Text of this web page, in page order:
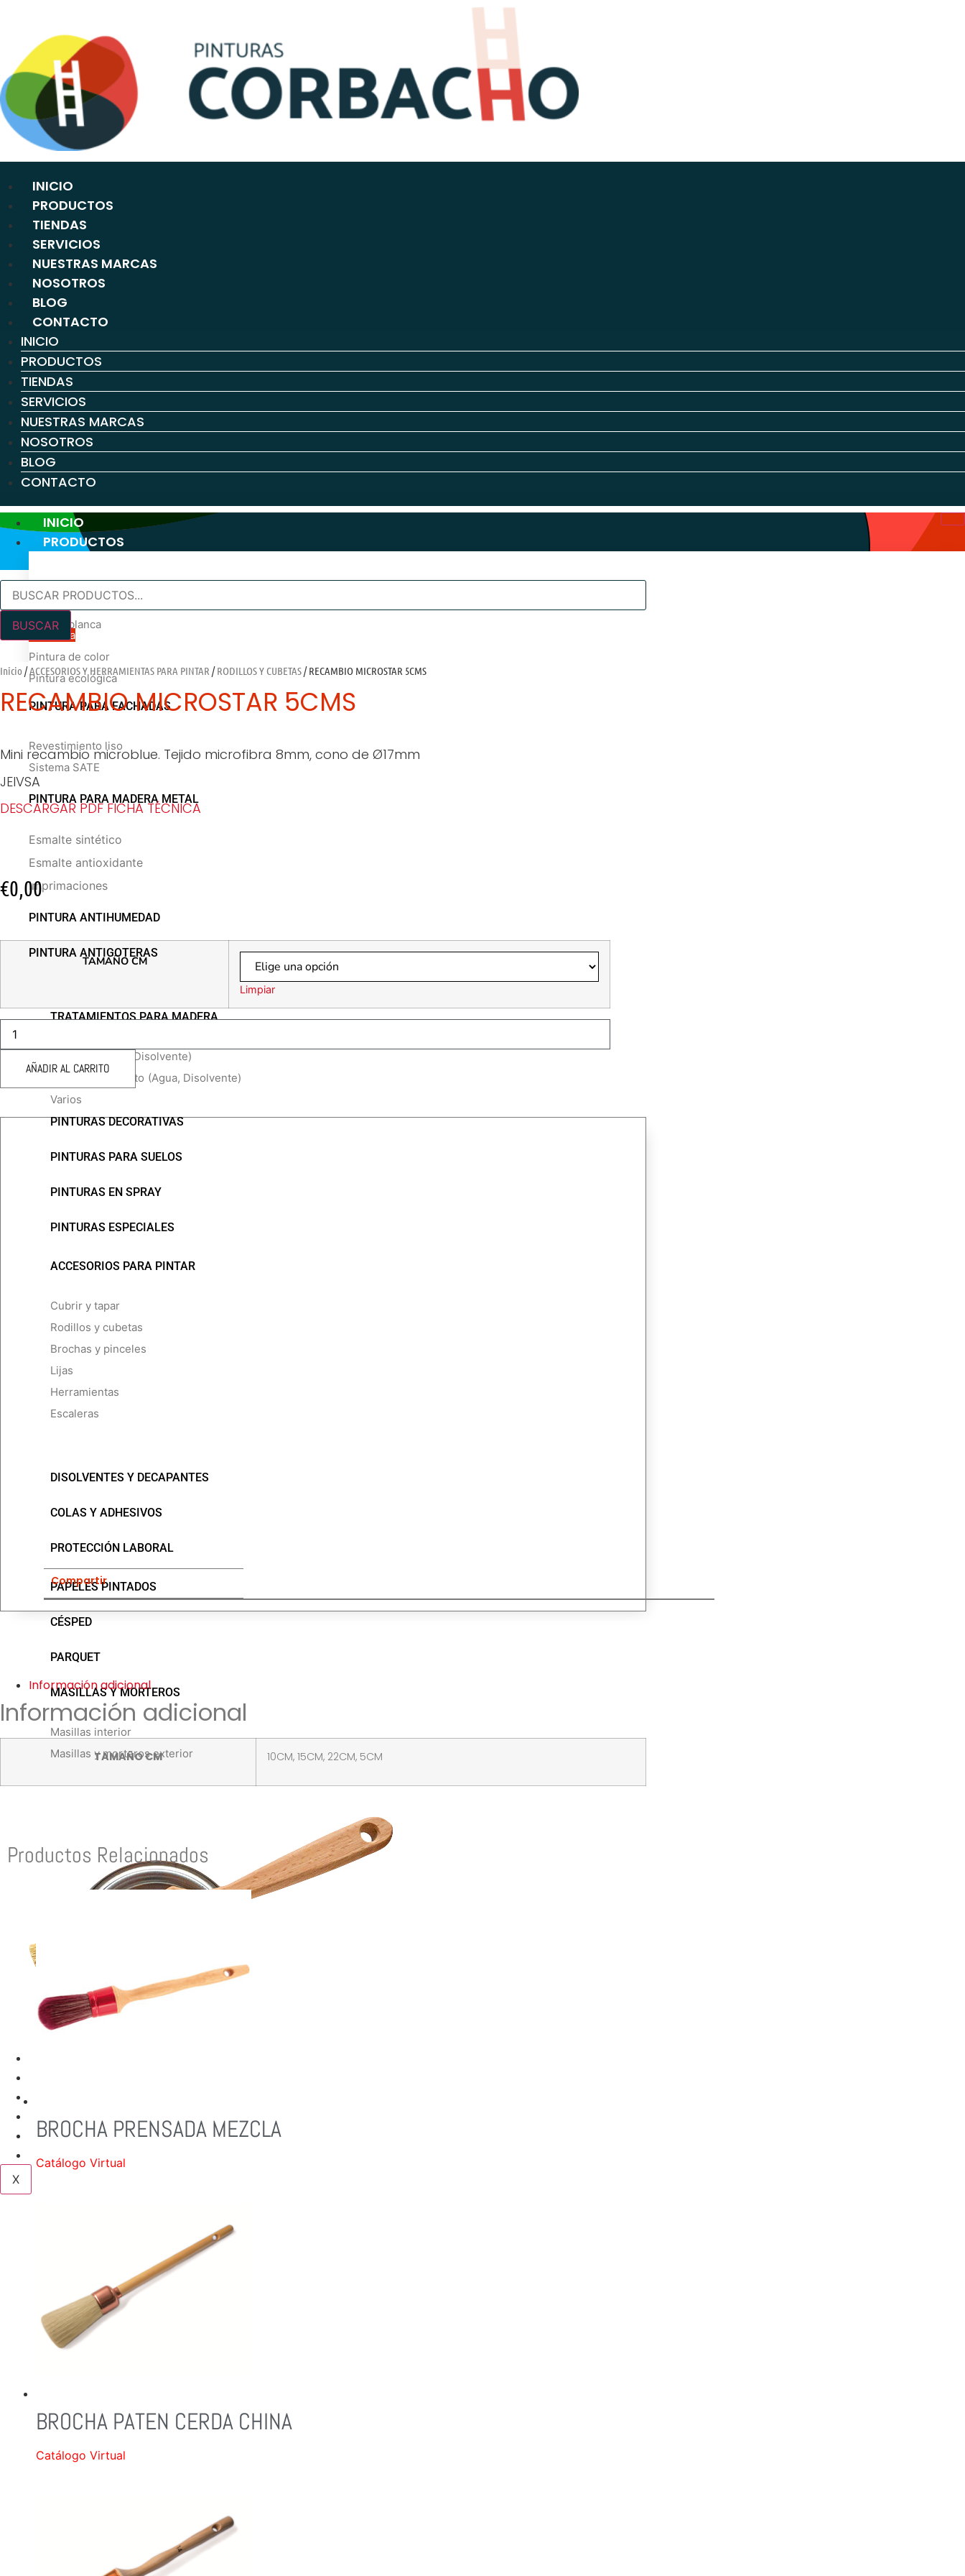
contenido
INICIO
PRODUCTOS
TIENDAS
SERVICIOS
NUESTRAS MARCAS
NOSOTROS
BLOG
CONTACTO
INICIO
PRODUCTOS
TIENDAS
SERVICIOS
NUESTRAS MARCAS
NOSOTROS
BLOG
CONTACTO
INICIO
PRODUCTOS
PINTURA PARA PAREDES Y TECHOS
Pintura blanca
En oferta
Pintura de color
Pintura ecológica
PINTURA PARA FACHADAS
Revestimiento liso
Sistema SATE
PINTURA PARA MADERA METAL
Esmalte sintético
Esmalte antioxidante
Imprimaciones
PINTURA ANTIHUMEDAD
PINTURA ANTIGOTERAS
TRATAMIENTOS PARA MADERA
(Agua, Disolvente)
Lasur poro abierto (Agua, Disolvente)
Varios
PINTURAS DECORATIVAS
PINTURAS PARA SUELOS
PINTURAS EN SPRAY
PINTURAS ESPECIALES
ACCESORIOS PARA PINTAR
Cubrir y tapar
Rodillos y cubetas
Brochas y pinceles
Lijas
Herramientas
Escaleras
DISOLVENTES Y DECAPANTES
COLAS Y ADHESIVOS
PROTECCIÓN LABORAL
PAPELES PINTADOS
CÉSPED
PARQUET
MASILLAS Y MORTEROS
Masillas interior
Masillas y morteros exterior
NOSOTROS
BLOG
CONTACTO
X
Búsqueda
productos
BUSCAR
Inicio /ACCESORIOS Y HERRAMIENTAS PARA PINTAR /RODILLOS Y CUBETAS/ RECAMBIO MICROSTAR 5CMS
RECAMBIO MICROSTAR 5CMS
Mini recambio microblue. Tejido microfibra 8mm, cono de Ø17mm
JEIVSA
DESCARGAR PDF FICHA TÉCNICA
€0,00
TAMAÑO CM
Limpiar
RECAMBIO
MICROSTAR
5CMS
cantidad
AÑADIR AL CARRITO
Compartir
Información adicional
Información adicional
TAMAÑO CM 10CM, 15CM, 22CM, 5CM
Productos Relacionados
BROCHA PRENSADA MEZCLA
Catálogo Virtual
BROCHA PATEN CERDA CHINA
Catálogo Virtual